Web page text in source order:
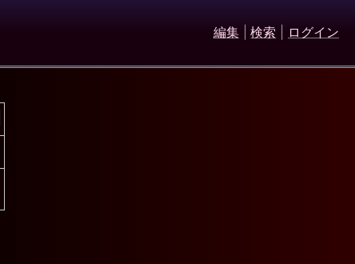
編集 検索 ログイン